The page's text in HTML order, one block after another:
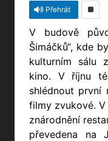
Přehrát
V budově
Šimáčků“, kde
kulturním sálu
kino. V říjnu
shlédnout první
filmy zvukové.
znárodnění
převedena na